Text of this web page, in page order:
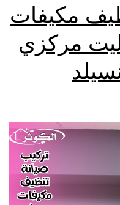
مكيفات
مركزي